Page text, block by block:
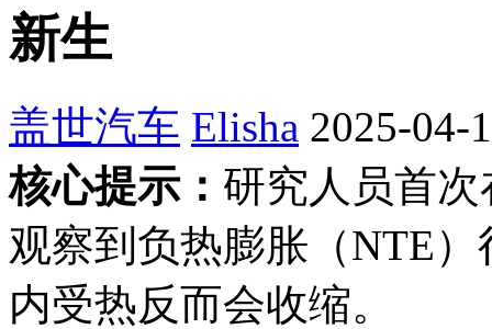
新生
盖世汽车 Elisha 2025-04-
核心提示： 研究人员首
观察到‌负热膨胀（NTE
内受热反而会收缩。